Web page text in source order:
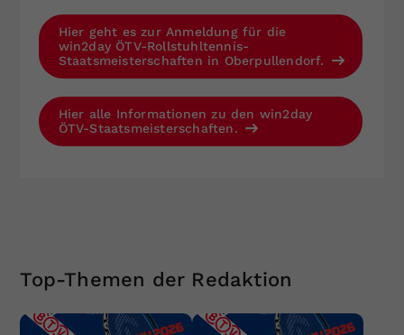
Hier geht es zur Anmeldung für die
win2day ÖTV-Rollstuhltennis-
Staatsmeisterschaften in Oberpullendorf.
Hier alle Informationen zu den win2day
ÖTV-Staatsmeisterschaften.
Top-Themen der Redaktion